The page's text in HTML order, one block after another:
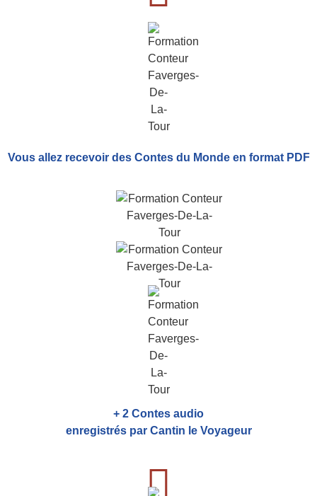
Vous allez recevoir des Contes du Monde en format PDF
+ 2 Contes audio
enregistrés par Cantin le Voyageur